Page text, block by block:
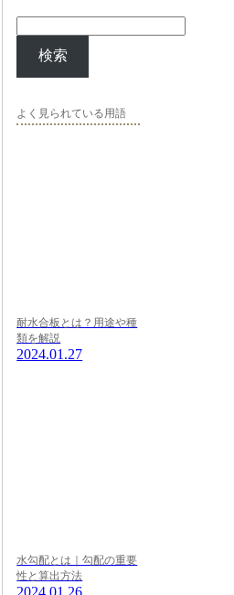
検索
よく見られている用語
耐水合板とは？用途や種
類を解説
2024.01.27
水勾配とは｜勾配の重要
性と算出方法
2024.01.26